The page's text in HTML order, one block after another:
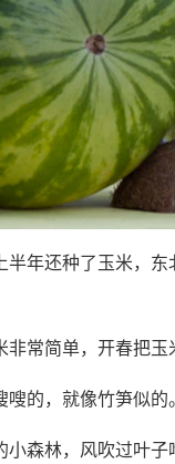
半年还种了玉米，
常简单，开春把玉
的，就像竹笋似的。
森林，风吹过叶子